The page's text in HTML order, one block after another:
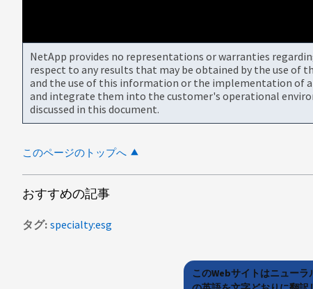
NetApp provides no representations or warranties
respect to any results that may be obtained by the use of
and the use of this information or the implementation of
and integrate them into the customer's operational
discussed in this document.
このページのトップへ
おすすめの記事
タグ specialty:esg
このWebサイトはニュー